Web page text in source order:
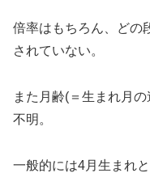
倍率はもちろん、どの
されていない。
また月齢(＝生まれ月
不明。
一般的には4月生まれ